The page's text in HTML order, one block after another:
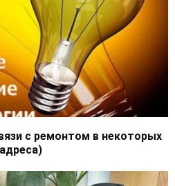
с ремонтом в некоторых